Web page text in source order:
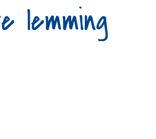
lemming